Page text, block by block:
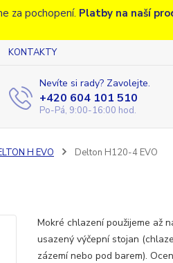
za pochopení. Platby na naší
KONTAKTY
Nevíte si rady? Zavolejte.
+420 604 101 510
Po-Pá, 9:00-16:00 hod.
H EVO Delton H120-4 EVO
Mokré chlazení použijeme až
usazený výčepní stojan
zázemí nebo pod barem).